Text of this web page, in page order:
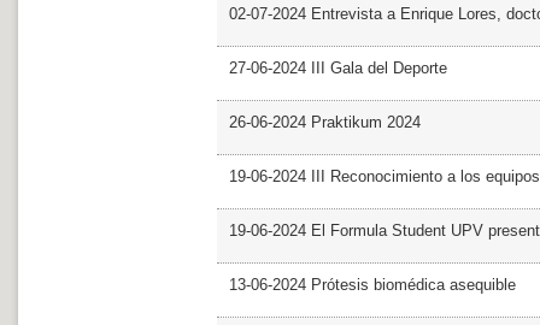
02-07-2024 Entrevista a Enrique Lores,
27-06-2024 III Gala del Deporte
26-06-2024 Praktikum 2024
19-06-2024 III Reconocimiento a los
19-06-2024 El Formula Student UPV
13-06-2024 Prótesis biomédica asequible